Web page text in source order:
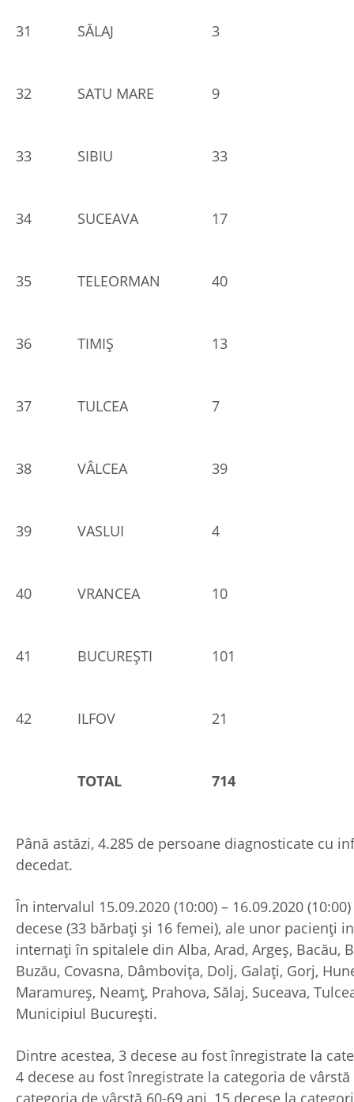
31 SĂLAJ 3
32 SATU MARE 9
33 SIBIU 33
34 SUCEAVA 17
35 TELEORMAN 40
36 TIMIŞ 13
37 TULCEA 7
38 VÂLCEA 39
39 VASLUI 4
40 VRANCEA 10
41 BUCUREŞTI 101
42 ILFOV 21
TOTAL 714
Până astăzi, 4.285 de persoane diagnosticate cu
decedat.
În intervalul 15.09.2020 (10:00) – 16.09.2020
decese (33 bărbați și 16 femei), ale unor pacienți
internați în spitalele din Alba, Arad, Argeș, Bacău,
Buzău, Covasna, Dâmbovița, Dolj, Galați, Gorj,
Maramureș, Neamț, Prahova, Sălaj, Suceava,
Municipiul București.
Dintre acestea, 3 decese au fost înregistrate la
4 decese au fost înregistrate la categoria de vârstă
categoria de vârstă 60-69 ani, 15 decese la